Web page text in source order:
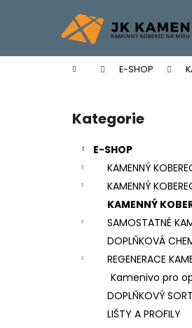
Domů E-SHOP
Přeskočit
kategorie
Kategorie
E-SHOP
KAMENNÝ
KAMENNÝ
KAMENNÝ
SAMOSTATNÉ
DOPLŇKOVÁ
REGENERACE
Kamenivo pro
DOPLŇKOVÝ
LIŠTY A PROFILY
í
Zpět
do
Zpět
do
REVITALIZAČNÍ NÁTĚR
460 Kč